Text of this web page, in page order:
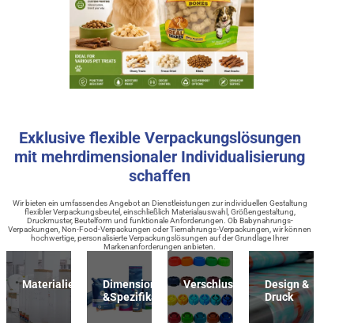
Exklusive flexible Verpackungslösungen
mit mehrdimensionaler Individualisierung
schaffen
Wir bieten ein umfassendes Angebot an Dienstleistungen zur individuellen Gestaltung
flexibler Verpackungsbeutel, einschließlich Materialauswahl, Größengestaltung,
Druckmuster, Beutelform und funktionale Anforderungen. Ob Babynahrungs-
Verpackungen, Non-Food-Verpackungen oder Tiernahrungs-Verpackungen, wir können
hochwertige, personalisierte Verpackungslösungen auf der Grundlage Ihrer
Markenanforderungen anbieten.
Materialien
Dimension
&Spezifikation
Verschlussart
Design &
Druck